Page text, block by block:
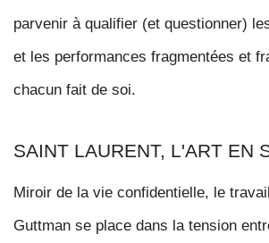
parvenir à qualifier (et questionner)
et les performances fragmentées et
chacun fait de soi.
SAINT LAURENT, L'ART EN
Miroir de la vie confidentielle, le
Guttman se place dans la tension